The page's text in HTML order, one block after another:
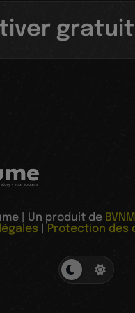
| Un produit de
légales
Protection des